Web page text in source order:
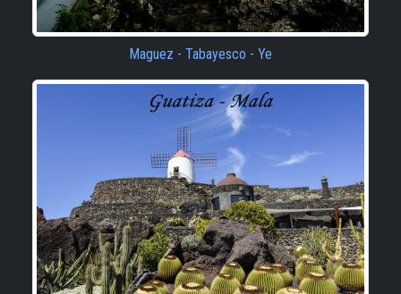
Maguez - Tabayesco - Ye